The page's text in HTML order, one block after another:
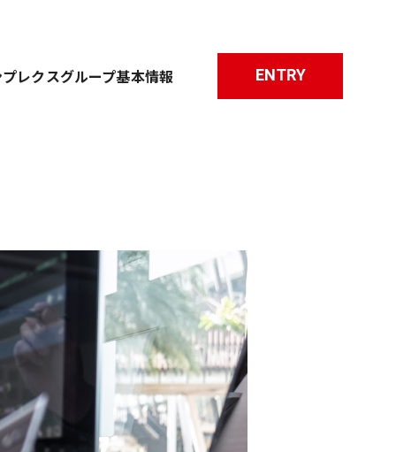
レクスグループ基本情報 ENTRY
職種について
研修について
よくあるご質問